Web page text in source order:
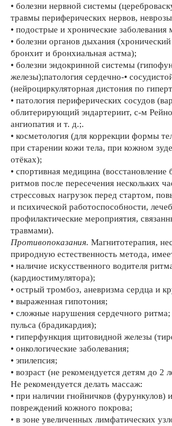
• болезни нервной системы
травмы периферических нервов,
• подострые и хронические
• болезни органов дыхания
бронхит и бронхиальная астма);
• болезни эндокринной системы
железы);патология сердечно-•
(нейроциркуляторная дистония по
• патология периферических сосудов
облитерирующий эндартериит, с-м
ангиопатия и т. д.;.
• косметология (для коррекции формы
при старении кожи тела, при кожном
отёках);
• спортивная медицина (восстановление
ритмов после пересечения нескольких
стрессовых нагрузок перед стартом,
и психической работоспособности,
профилактические мероприятия,
травмами).
Противопоказания. Магнитотерапия,
природную естественность метода,
• наличие искусственного водителя
(кардиостимулятора);
• острый тромбоз, аневризма сердца и
• выраженная гипотония;
• сложные нарушения сердечного
пульса (брадикардия);
• гиперфункция щитовидной железы
• онкологические заболевания;
• эпилепсия;
• возраст (не рекомендуется детям до 2
Не рекомендуется делать массаж:
• при наличии гнойничков (фурункулов)
повреждений кожного покрова;
• в зоне увеличенных лимфатических